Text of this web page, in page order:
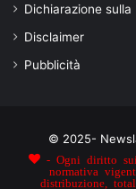
Dichiarazione sulla
Disclaimer
Pubblicità
© 2025-
- Ogni diritto
normativa
distribuzione,